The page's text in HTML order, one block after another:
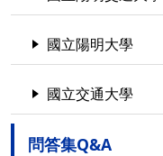
國立陽明大學
國立交通大學
問答集Q&A